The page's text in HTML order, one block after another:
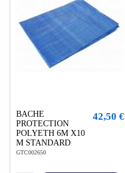
BACHE
PROTECTION
POLYETH 6M X10
M STANDARD
GTC002650
42,50 €